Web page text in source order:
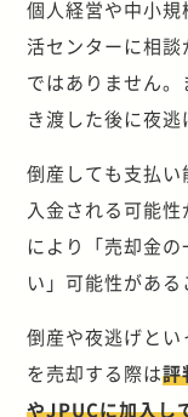
個人経営や中小
活センターに相
ではありません
き渡した後に夜逃
倒産しても支払
入金される可能
により「売却金
い」可能性がある
倒産や夜逃げと
を売却する際は評
やJPUCに加入し